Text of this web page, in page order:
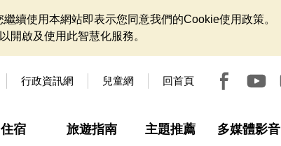
續使用本網站即表示您同意我們的Cookie使用政策。
開啟及使用此智慧化服務。
行政資訊網 兒童網 回首頁
住宿 旅遊指南 主題推薦 多媒體影音